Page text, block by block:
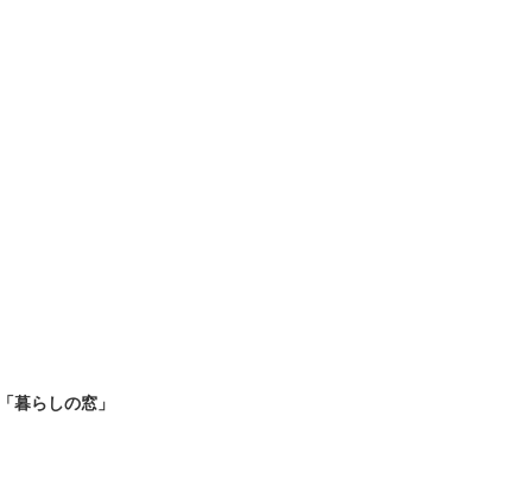
暮らしの窓」